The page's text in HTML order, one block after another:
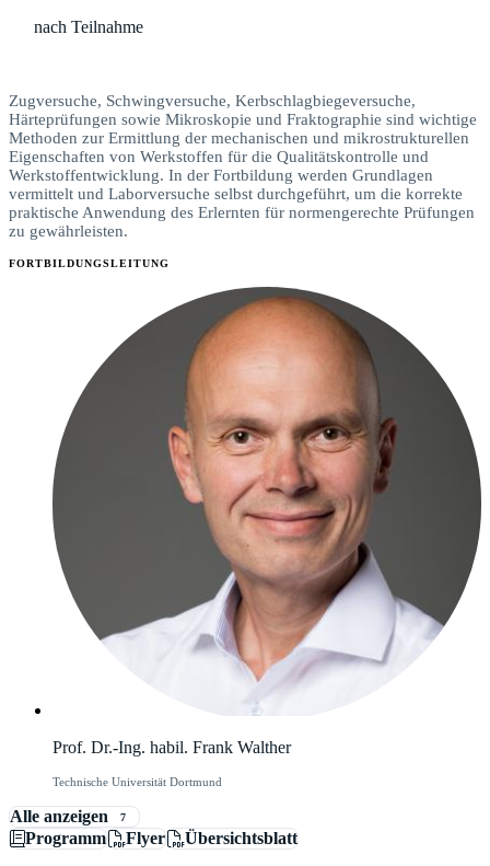
nach Teilnahme
Zugversuche, Schwingversuche, Kerbschlagbiegeversuche,
Härteprüfungen sowie Mikroskopie und Fraktographie sind wichtige
Methoden zur Ermittlung der mechanischen und mikrostrukturellen
Eigenschaften von Werkstoffen für die Qualitätskontrolle und
Werkstoffentwicklung. In der Fortbildung werden Grundlagen
vermittelt und Laborversuche selbst durchgeführt, um die korrekte
praktische Anwendung des Erlernten für normengerechte Prüfungen
zu gewährleisten.
FORTBILDUNGSLEITUNG
Prof. Dr.-Ing. habil. Frank Walther
Technische Universität Dortmund
Alle anzeigen 7
Programm Flyer Übersichtsblatt